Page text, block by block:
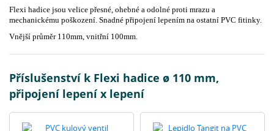
Flexi hadice jsou velice přesné, ohebné a odolné proti mrazu a
mechanickému poškození. Snadné připojení lepením na ostatní PVC fitinky.
Vnější průměr 110mm, vnitřní 100mm.
Příslušenství k Flexi hadice ø 110 mm,
připojení lepení x lepení